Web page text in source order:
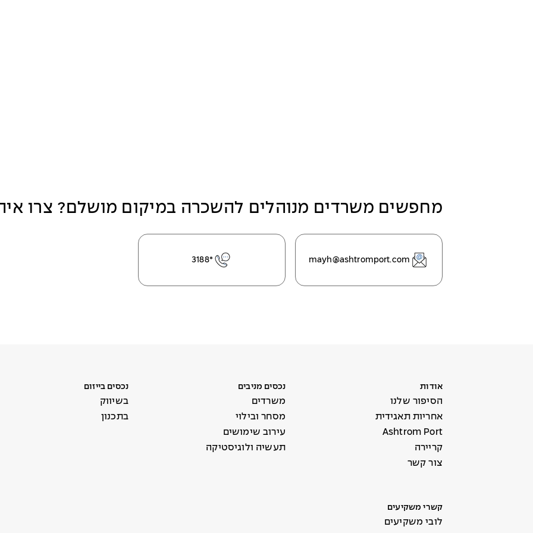
מחפשים משרדים מנוהלים להשכרה במיקום מושלם? צרו
mayh@ashtromport.com
*3188
אודות
הסיפור שלנו
אחריות תאגידית
Ashtrom Port
קריירה
צור קשר
נכסים מניבים
משרדים
מסחר ובילוי
עירוב שימושים
תעשיה ולוגיסטיקה
נכסים בייזום
בשיווק
בתכנון
קשרי משקיעים
לובי משקיעים